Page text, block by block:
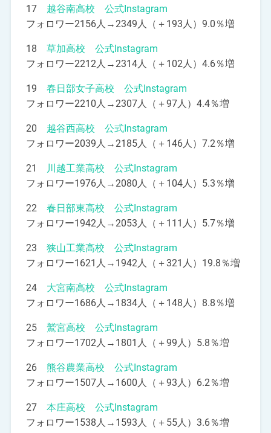
17 越谷南高校 公式Instagram
フォロワー2156人→2349人（＋193人）9.0％増
18 草加高校 公式Instagram
フォロワー2212人→2314人（＋102人）4.6％増
19 春日部女子高校 公式Instagram
フォロワー2210人→2307人（＋97人）4.4％増
20 越谷西高校 公式Instagram
フォロワー2039人→2185人（＋146人）7.2％増
21
川越工業高校 公式Instagram
フォロワー1976人→2080人（＋104人）5.3％増
22 春日部東高校 公式Instagram
フォロワー1942人→2053人（＋111人）5.7％増
23 狭山工業高校 公式Instagram
フォロワー1621人→1942人（＋321人）19.8％増
24 大宮南高校 公式Instagram
フォロワー1686人→1834人（＋148人）8.8％増
25 鷲宮高校 公式Instagram
フォロワー1702人→1801人（＋99人）5.8％増
26 熊谷農業高校 公式Instagram
フォロワー1507人→1600人（＋93人）6.2％増
27 本庄高校 公式Instagram
フォロワー1538人→1593人（＋55人）3.6％増